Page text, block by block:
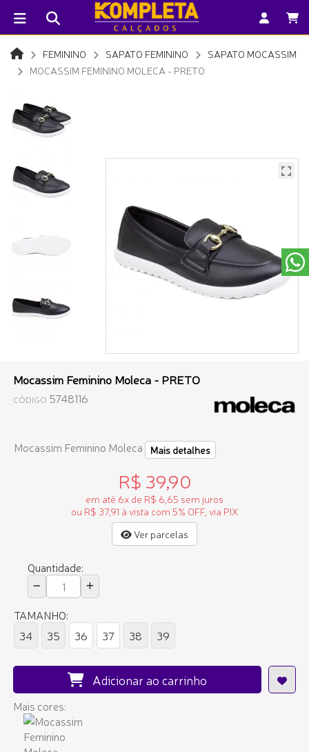
FEMININO SAPATO FEMININO
SAPATO MOCASSIM
MOCASSIM FEMININO MOLECA - PRETO
Mocassim Feminino Moleca - PRETO
CÓDIGO 5748116
Mocassim Feminino Moleca Mais detalhes
R$ 39,90
em até 6x de R$ 6,65 sem juros
ou R$ 37,91 à vista com 5% OFF, via PIX
Ver parcelas
Quantidade:
TAMANHO:
34
35 36 37 38 39
Adicionar ao carrinho
Mais cores: